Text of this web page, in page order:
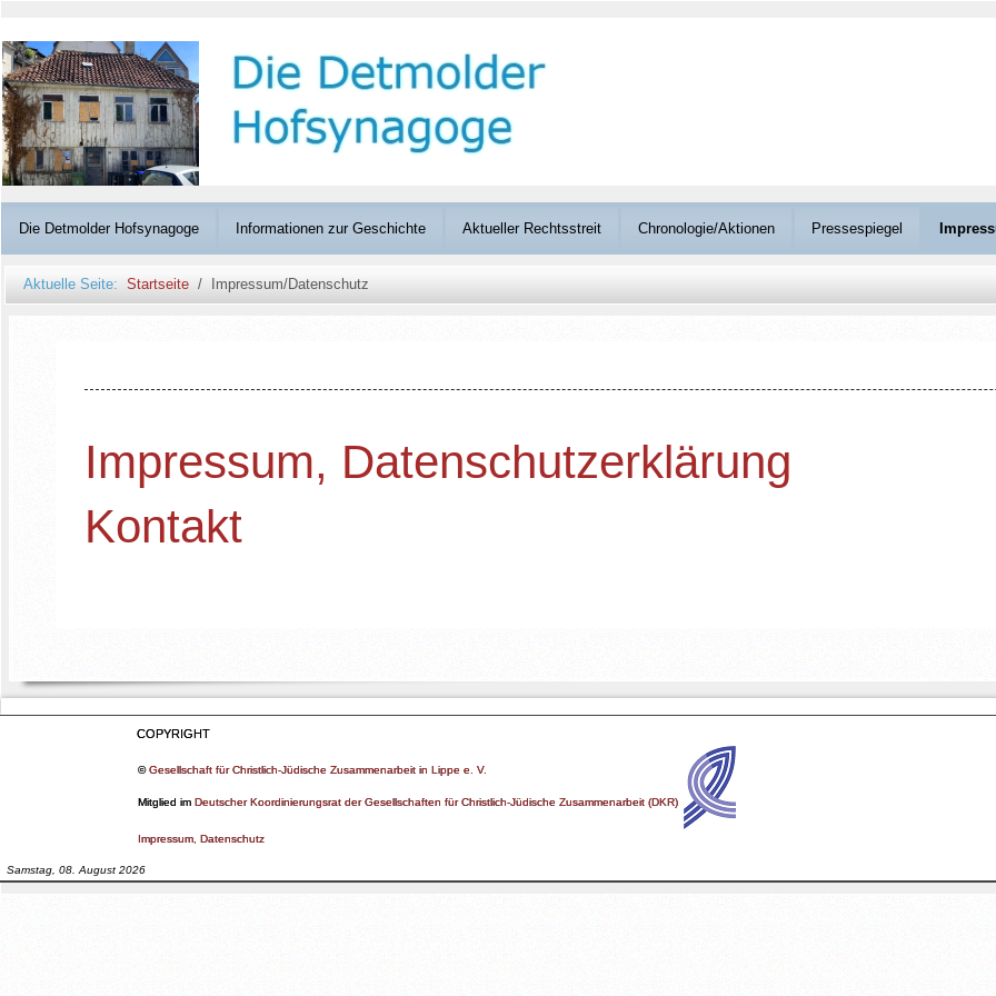
Die Detmolder Hofsynagoge Informationen zur Geschichte Aktueller Rechtsstreit Chronologie/Aktionen Pressespiegel
Aktuelle Seite: Startseite Impressum/Datenschutz
COPYRIGHT
©Gesellschaft für Christlich-Jüdische Zusammenarbeit in Lippe e. V.
Mitglied imDeutscher Koordinierungsrat der Gesellschaften für Christlich-Jüdische Zusammenarbeit (DKR)
Impressum, Datenschutz
Samstag, 08. August 2026
Impressum, Datenschutzerklärung
Kontakt